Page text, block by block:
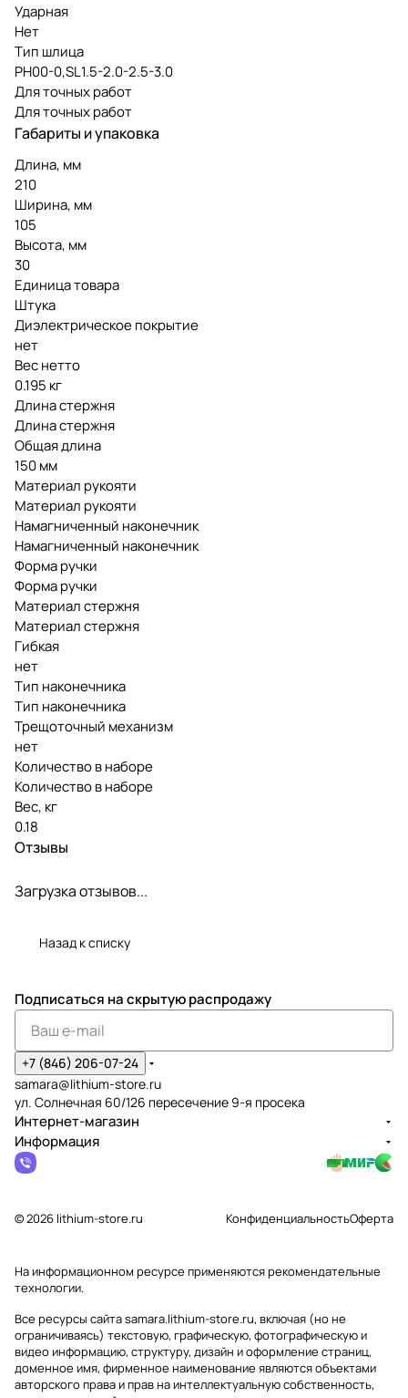
Ударная
Нет
Тип шлица
РН00-0,SL1.5-2.0-2.5-3.0
Для точных работ
Для точных работ
Габариты и упаковка
Длина, мм
210
Ширина, мм
105
Высота, мм
30
Единица товара
Штука
Диэлектрическое покрытие
нет
Вес нетто
0.195 кг
Длина стержня
Длина стержня
Общая длина
150 мм
Материал рукояти
Материал рукояти
Намагниченный наконечник
Намагниченный наконечник
Форма ручки
Форма ручки
Материал стержня
Материал стержня
Гибкая
нет
Тип наконечника
Тип наконечника
Трещоточный механизм
нет
Количество в наборе
Количество в наборе
Вес, кг
0.18
Отзывы
Загрузка отзывов...
Назад к списку
Подписаться на скрытую распродажу
+7 (846) 206-07-24
samara@lithium-store.ru
ул. Солнечная 60/126 пересечение 9-я просека
Интернет-магазин
Информация
© 2026 lithium-store.ru КонфиденциальностьОферта
На информационном ресурсе применяютсярекомендательные
технологии.
Все ресурсы сайта samara.lithium-store.ru, включая (но не
ограничиваясь) текстовую, графическую, фотографическую и
видео информацию, структуру, дизайн и оформление страниц,
доменное имя, фирменное наименование являются объектами
авторского права и прав на интеллектуальную собственность,